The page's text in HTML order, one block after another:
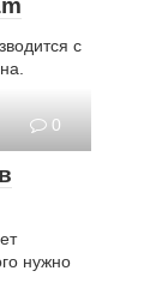
с
0
нужно